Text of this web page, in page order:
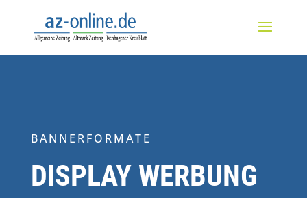
BANNERFORMATE
DISPLAY WERBUNG